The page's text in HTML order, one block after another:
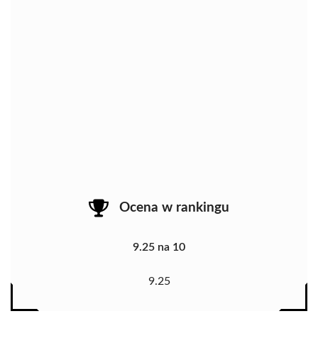
Ocena w rankingu
9.25 na 10
9.25